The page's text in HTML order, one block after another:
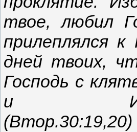
твое, любил
прилеплялся
дней твоих,
Господь с
и
(Втор.30:19,20)